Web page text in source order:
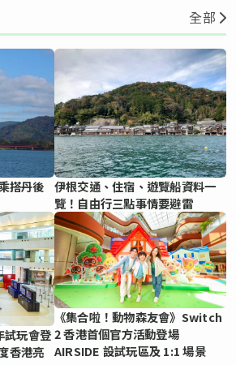
全部
搭丹後
伊根交通、住宿、遊覽船資料一
覽！自由行三點事情要避雷
試玩會登
香港亮
《集合啦！動物森友會》Switch
2 香港首個官方活動登場
AIRSIDE 設試玩區及 1:1 場景